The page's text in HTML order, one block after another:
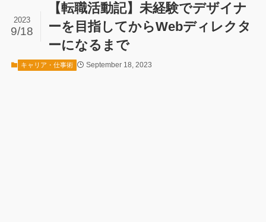
【転職活動記】未経験でデザイナ
ーを目指してからWebディレクタ
ーになるまで
2023
9/18
キャリア・仕事術 September 18, 2023